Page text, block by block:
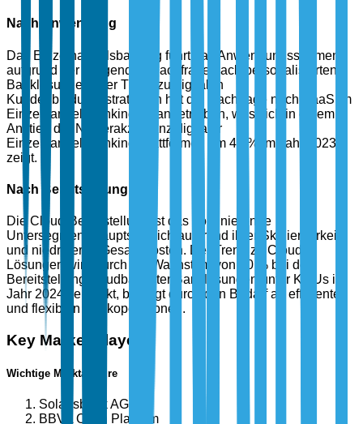
Nach Anwendung
Das Einzelhandelsbanking führt das Anwendungssegment
aufgrund der steigenden Nachfrage nach personalisierten
Banklösungen. Der Trend zu digitalen
Kundenbindungsstrategien hat die Nachfrage nach BaaS im
Einzelhandelsbanking vorangetrieben, was sich in einem
Anstieg der Nutzerakzeptanz digitaler
Einzelhandelsbanking-Plattformen um 45 % im Jahr 2023
zeigt.
Nach Bereitstellung
Die Cloud-Bereitstellung ist das dominierende
Untersegment, hauptsächlich aufgrund ihrer Skalierbarkeit
und niedrigeren Gesamtkosten. Der Trend zu Cloud-
Lösungen wird durch ein Wachstum von 50 % bei der
Bereitstellung cloudbasierter Banklösungen unter KMUs im
Jahr 2024 verstärkt, bedingt durch den Bedarf an effizienten
und flexiblen Bankoperationen.
Key Market Players
Wichtige Marktakteure
Solarisbank AG
BBVA Open Platform